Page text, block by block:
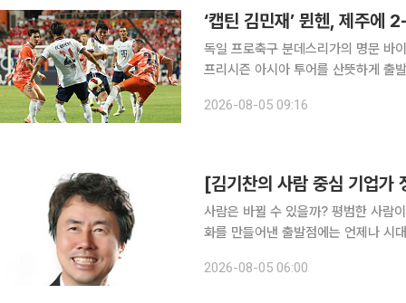
‘캡틴 김민재’ 뮌헨, 제주에
독일 프로축구 분데스리가의 명문 바
프리시즌 아시아 투어를 산뜻하게 출발했다. 뱅상 콩파니 감독이 이끄는 뮌헨은 4
치른 것은 2024년 이후 2년 만이다.
2026-08-05 09:16
[김기찬의 사람 중심 기업가
사람은 바뀔 수 있을까? 평범한 사람이 비범한 성과를
화를 만들어낸 출발점에는 언제나 시대를 바꾼 질문이 있
게 몰입한 직원들이 생각하고 상상하
2026-08-05 06:00